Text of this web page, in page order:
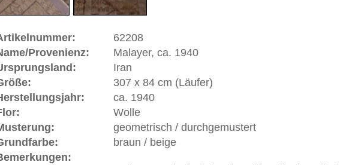
Iran, ca. 80 km südlich vonHamadan . Obwohl in der Nähe
geknüpften Orientteppiche eher qualitativ und musterlich
gelegenen
und höher im Flor sind als die
in England sehr beliebt und wurde dort "Gentleman-Carpet"
gehören zu den Teppichen mit der höchsten
am teuersten gehandelten Teppichen.
- große moderne Teppiche | neue und antike Orientteppiche -
/ Österreich: +49 (0)40 450 4102
+44 (0)20 7183 4544